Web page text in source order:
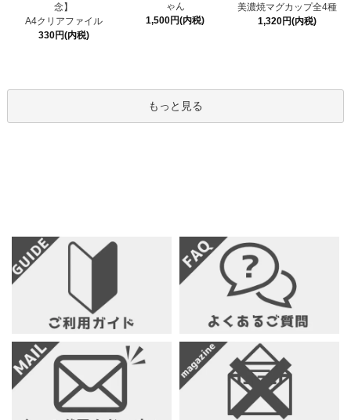
念】
A4クリアファイル
330円(内税)
ゃん
1,500円(内税)
美濃焼マグカップ全4種
1,320円(内税)
もっと見る